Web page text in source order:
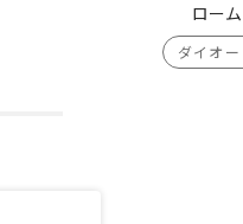
ローム
ダイオ